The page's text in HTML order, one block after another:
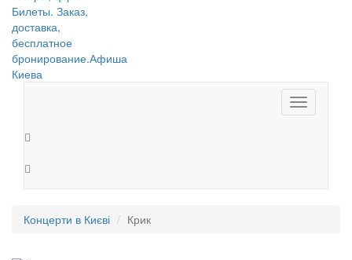
Toggle
navigation
Концерти в Києві Крик